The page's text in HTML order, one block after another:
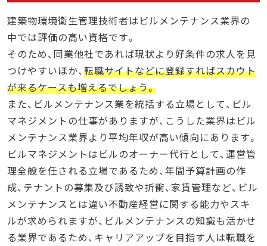
建築物環境衛生管理技術者はビルメンテナンス業界の
中では評価の高い資格です。
そのため、同業他社であれば現状より好条件の求人を見
つけやすいほか、転職サイトなどに登録すればスカウト
が来るケースも増えるでしょう。
また、ビルメンテナンス業を統括する立場として、ビル
マネジメントの仕事がありますが、こうした業界はビル
メンテナンス業界より平均年収が高い傾向にあります。
ビルマネジメントはビルのオーナー代行として、運営管
理全般を任される立場であるため、年間予算計画の作
成、テナントの募集及び誘致や折衝、家賃管理など、ビル
メンテナンスとは違い不動産経営に関する能力やスキ
ルが求められますが、ビルメンテナンスの知識も活かせ
る業界であるため、キャリアアップを目指す人は転職を